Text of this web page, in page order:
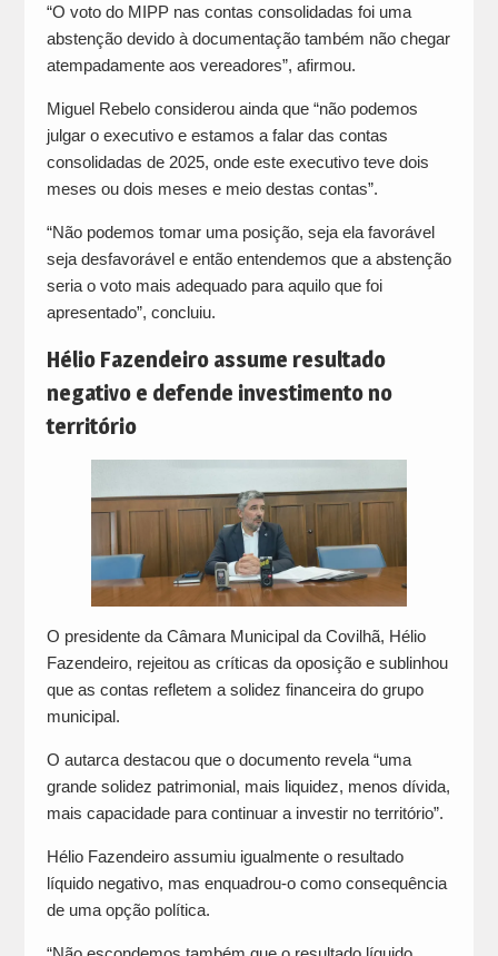
“O voto do MIPP nas contas consolidadas foi uma
abstenção devido à documentação também não chegar
atempadamente aos vereadores”, afirmou.
Miguel Rebelo considerou ainda que “não podemos
julgar o executivo e estamos a falar das contas
consolidadas de 2025, onde este executivo teve dois
meses ou dois meses e meio destas contas”.
“Não podemos tomar uma posição, seja ela favorável
seja desfavorável e então entendemos que a abstenção
seria o voto mais adequado para aquilo que foi
apresentado”, concluiu.
Hélio Fazendeiro assume resultado
negativo e defende investimento no
território
O presidente da Câmara Municipal da Covilhã, Hélio
Fazendeiro, rejeitou as críticas da oposição e sublinhou
que as contas refletem a solidez financeira do grupo
municipal.
O autarca destacou que o documento revela “uma
grande solidez patrimonial, mais liquidez, menos dívida,
mais capacidade para continuar a investir no território”.
Hélio Fazendeiro assumiu igualmente o resultado
líquido negativo, mas enquadrou-o como consequência
de uma opção política.